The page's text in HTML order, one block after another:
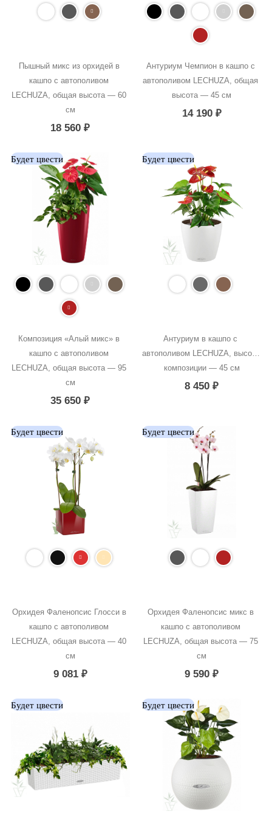
Пышный микс из орхидей в
кашпо с автополивом
LECHUZA, общая высота — 60
см
18 560₽
Антуриум Чемпион в кашпо с
автополивом LECHUZA, общая
высота — 45 см
14 190 ₽
Будет цвести
Композиция «Алый микс» в
кашпо с автополивом
LECHUZA, общая высота — 95
см
35 650₽
Будет цвести
Антуриум в кашпо с
автополивом LECHUZA, высота
композиции — 45 см
8 450₽
Будет цвести
Орхидея Фаленопсис Глосси в
кашпо с автополивом
LECHUZA, общая высота — 40
см
9 081 ₽
Будет цвести
Орхидея Фаленопсис микс в
кашпо с автополивом
LECHUZA, общая высота — 75
см
9 590₽
Будет цвести Будет цвести